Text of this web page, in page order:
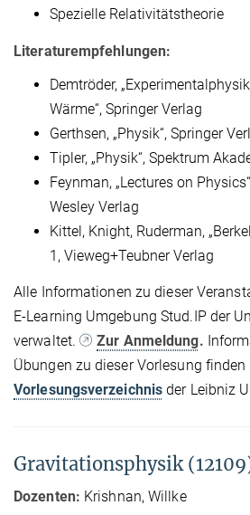
Spezielle Relativitätstheorie
Literaturempfehlungen:
Demtröder,
Wärme“, Springer Verlag
Gerthsen, „Physik“, Springer
Tipler, „Physik“, Spektrum
Feynman, „Lectures on
Wesley Verlag
Kittel, Knight, Ruderman,
1, Vieweg+Teubner Verlag
Alle Informationen zu dieser
E-Learning Umgebung Stud.IP der
verwaltet.
Zur Anmeldung.
Übungen zu dieser Vorlesung
Vorlesungsverzeichnis der Leibniz
Gravitationsphysik
Dozenten: Krishnan, Willke